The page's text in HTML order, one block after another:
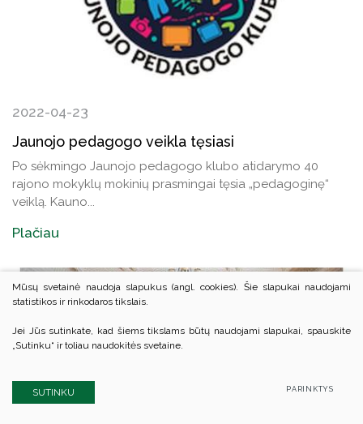
2022-04-23
Jaunojo pedagogo veikla tęsiasi
Po sėkmingo Jaunojo pedagogo klubo atidarymo 40
rajono mokyklų mokinių prasmingai tęsia „pedagoginę“
veiklą. Kauno...
Plačiau
Mūsų svetainė naudoja slapukus (angl. cookies). Šie slapukai naudojami
statistikos ir rinkodaros tikslais.
Jei Jūs sutinkate, kad šiems tikslams būtų naudojami slapukai, spauskite
„Sutinku“ ir toliau naudokitės svetaine.
SUTINKU PARINKTYS